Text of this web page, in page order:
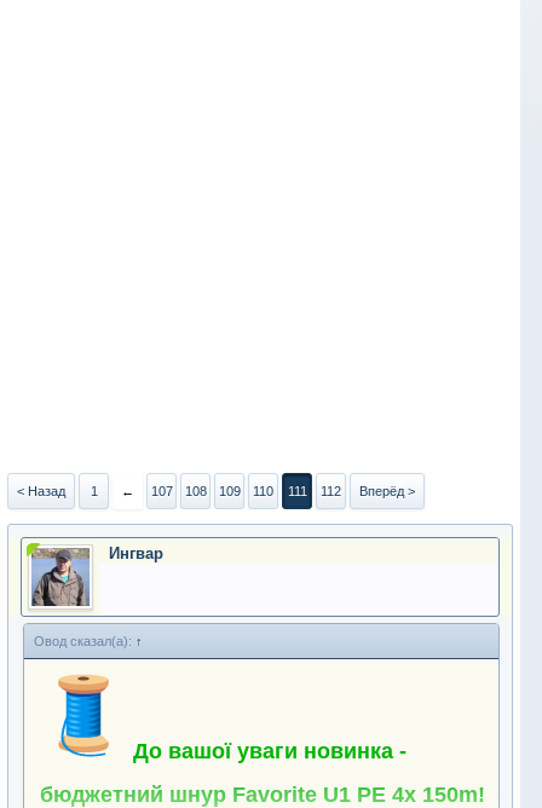
< Назад 1 ← 107 108 109 110 111 112 Вперёд >
Ингвар
Овод сказал(а): ↑
До вашої уваги новинка -
бюджетний шнур Favorite U1 PE 4x 150m!